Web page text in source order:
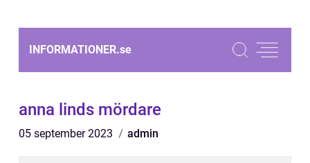
INFORMATIONER.se
anna linds mördare
05 september 2023 admin